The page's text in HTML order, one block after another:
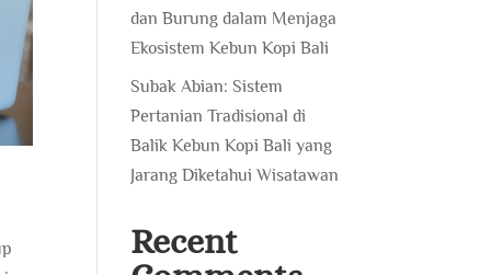
dan Burung dalam Menjaga
Ekosistem Kebun Kopi Bali
Subak Abian: Sistem
Pertanian Tradisional di
Balik Kebun Kopi Bali yang
Jarang Diketahui Wisatawan
Recent